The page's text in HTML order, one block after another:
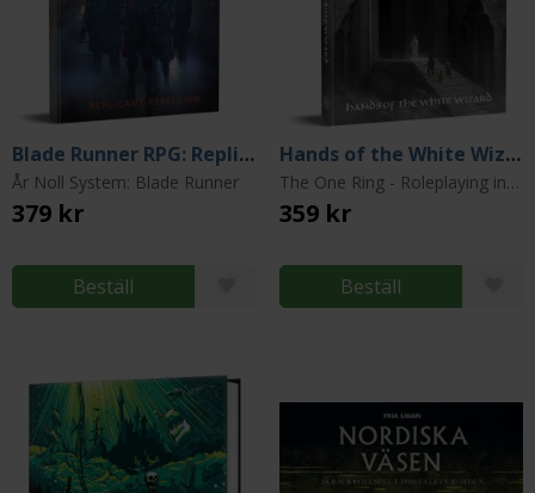
Blade Runner RPG: Replicant Rebellion
År Noll System: Blade Runner
379 kr
Beställ
Hands of the White Wizard
The One Ring - Roleplaying in the World of The Lord of the Rings
359 kr
Beställ